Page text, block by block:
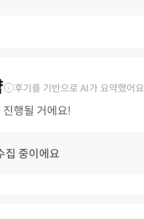
후기를 기반으로 AI가 요약했어요
행될 거에요!
집 중이에요